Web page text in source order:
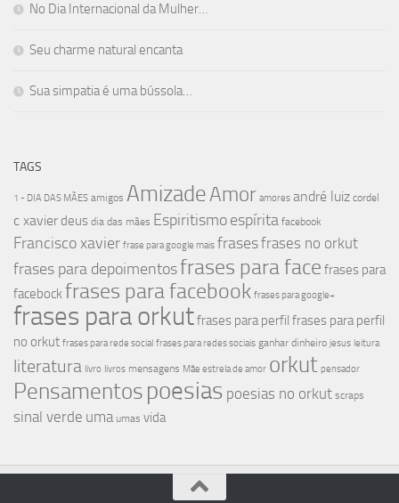
No Dia Internacional da Mulher…
Seu charme natural encanta
Sua simpatia é uma bússola…
TAGS
1 - DIA DAS MÃES amigos AmizadeAmor amores andré luiz cordel
c xavier deus dia das mães Espiritismoespírita facebook
Francisco xavier frase para google mais frasesfrases no orkut
frases para depoimentosfrases para face frases para
facebockfrases para facebook frases para google+
frases para orkutfrases para perfil frases para perfil
no orkut frases para rede social frases para redes sociais ganhar dinheiro jesus leitura
literatura livro livros mensagens Mãe estrela de amor orkut pensador
Pensamentospoesias poesias no orkut scraps
sinal verde uma umas vida